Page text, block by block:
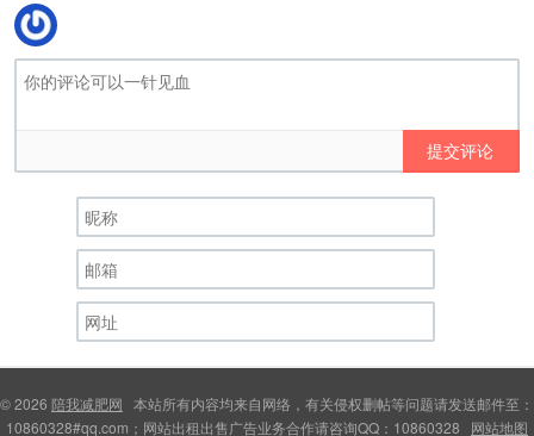
提交评论
© 2026 陪我减肥网 本站所有内容均来自网络，有关侵权删帖等问题请发送邮件至：
10860328#qq.com；网站出租出售广告业务合作请咨询QQ：10860328 网站地图